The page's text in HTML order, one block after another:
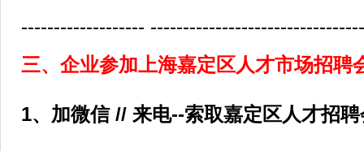
-------------------
三、企业参加上海嘉定区人才市场招聘
1、加微信 // 来电--索取嘉定区人才招